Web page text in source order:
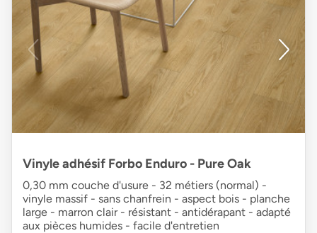
Vinyle adhésif Forbo Enduro - Pure Oak
0,30 mm couche d'usure - 32 métiers (normal) -
vinyle massif - sans chanfrein - aspect bois - planche
large - marron clair - résistant - antidérapant - adapté
aux pièces humides - facile d'entretien